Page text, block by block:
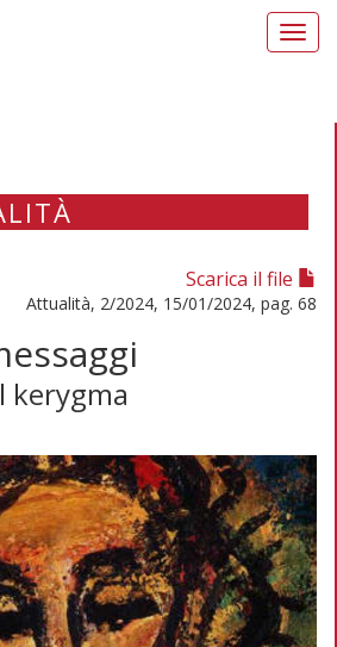
Scarica il file
Attualità, 2/2024, 15/01/2024, pag. 68
kerygma